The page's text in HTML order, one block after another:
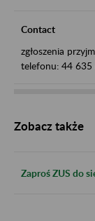
Contact
zgłoszenia
telefonu: 44 635
Zobacz także
Zaproś ZUS do